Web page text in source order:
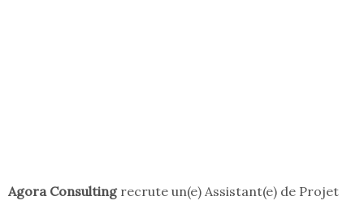
Agora Consultingrecrute un(e) Assistant(e) de Projet